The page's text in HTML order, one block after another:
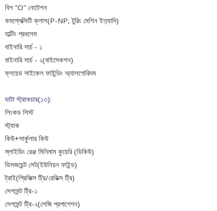
বিগ "O" নোটেশন
কমপ্লেক্সিটি ক্লাস(P-NP, টুরিং মেশিন ইত‍্যাদি)
হাল্টিং প্রবলেম
বাইনারি সার্চ - ১
বাইনারি সার্চ - ২(বাইসেকশন)
ফ্লয়েড সাইকেল ফাইন্ডিং অ্যালগোরিদম
ডাটা স্ট্রাকচার(১৩):
লিংকড লিস্ট
স্ট্যাক
কিউ+সার্কুলার কিউ
স্লাইডিং রেঞ্জ মিনিমাম কুয়েরি (ডিকিউ)
ডিসজয়েন্ট সেট(ইউনিয়ন ফাইন্ড)
ট্রাই(প্রিফিক্স ট্রি/রেডিক্স ট্রি)
সেগমেন্ট ট্রি-১
সেগমেন্ট ট্রি-২(লেজি প্রপাগেশন)